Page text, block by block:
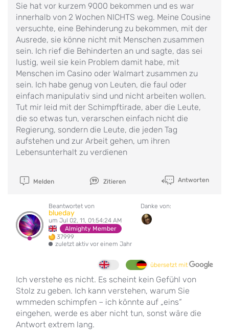
Sie hat vor kurzem 9000 bekommen und es war
innerhalb von 2 Wochen NICHTS weg. Meine Cousine
versuchte, eine Behinderung zu bekommen, mit der
Ausrede, sie könne nicht mit Menschen zusammen
sein. Ich rief die Behinderten an und sagte, das sei
lustig, weil sie kein Problem damit habe, mit
Menschen im Casino oder Walmart zusammen zu
sein. Ich habe genug von Leuten, die faul oder
einfach manipulativ sind und nicht arbeiten wollen.
Tut mir leid mit der Schimpftirade, aber die Leute,
die so etwas tun, verarschen einfach nicht die
Regierung, sondern die Leute, die jeden Tag
aufstehen und zur Arbeit gehen, um ihren
Lebensunterhalt zu verdienen
Melden Zitieren Antworten
Beantwortet von
blueday
um Jul 02, 11, 01:54:24 AM
Almighty Member
37999
zuletzt aktiv vor einem Jahr
Danke von:
übersetzt mit
Ich verstehe es nicht. Es scheint kein Gefühl von
Stolz zu geben. Ich kann verstehen, warum Sie
wmmeden schimpfen – ich könnte auf „eins“
eingehen, werde es aber nicht tun, sonst wäre die
Antwort extrem lang.